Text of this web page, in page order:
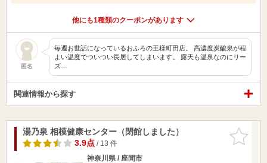
他にも1種類のクーポンがあります
匿名
毎週お世話になっているおふろの王様町田店。 高濃度炭酸泉が程
よい温度でついつい長居してしまいます。 露天も温泉なのにリー
ズ…
関連情報から探す
お気に入
りに追加
湯乃泉 相模健康センター（閉館しました）
3.9点/ 13 件
神奈川県 / 座間市